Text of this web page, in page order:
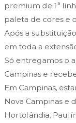
premium de 1ª
paleta de cores e
Após a
em toda a
Só entregamos o
Campinas e
Em Campinas,
Nova Campinas e
Hortolândia,